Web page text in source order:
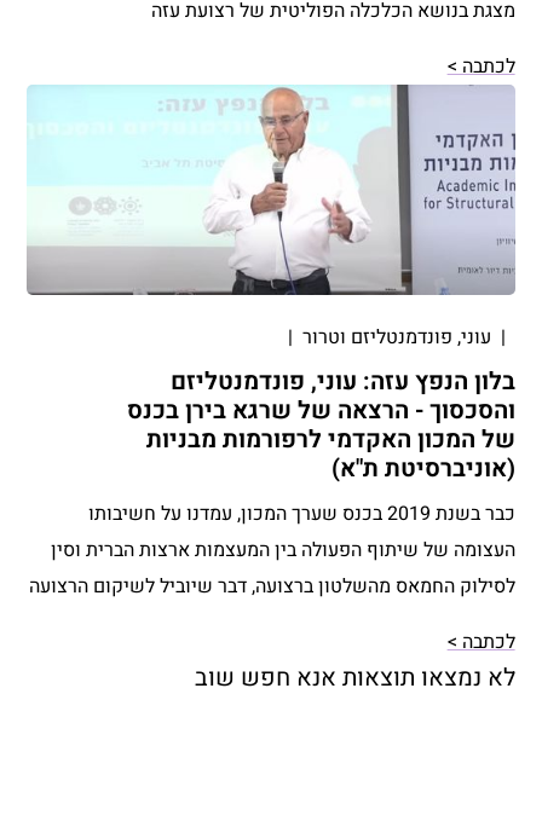
מצגת בנושא הכלכלה הפוליטית של רצועת עזה
לכתבה >
| עוני, פונדמנטליזם וטרור|
בלון הנפץ עזה: עוני, פונדמנטליזם
והסכסוך - הרצאה של שרגא בירן בכנס
של המכון האקדמי לרפורמות מבניות
(אוניברסיטת ת"א)
כבר בשנת 2019 בכנס שערך המכון, עמדנו על חשיבותו
העצומה של שיתוף הפעולה בין המעצמות ארצות הברית וסין
לסילוק החמאס מהשלטון ברצועה, דבר שיוביל לשיקום הרצועה
לצפות
לכתבה >
לא נמצאו תוצאות אנא חפש שוב